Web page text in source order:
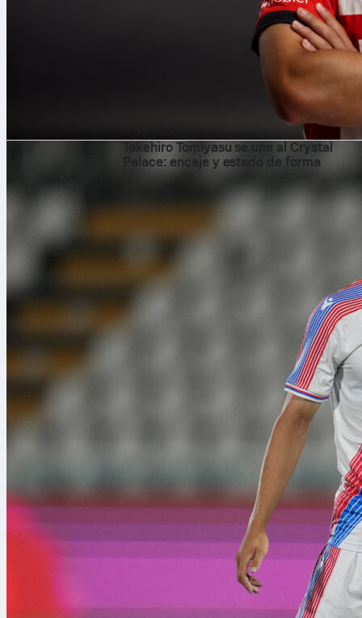
Takehiro Tomiyasu se une al Crystal
Palace: encaje y estado de forma